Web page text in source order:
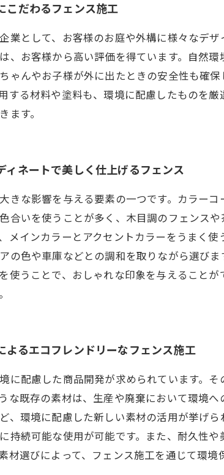
こだわるフェンス施工
業として、お客様のお庭や外構に様々なデ
、お客様から高い評価を得ています。自然
ゃんやお子様が外に出たときの安全性も確
する材料や塗料も、環境に配慮したものを
ます。
ィネートで美しく仕上げるフェンス
きな影響を与える要素の一つです。カラー
合いを使うことが多く、木目調のフェンス
メインカラーとアクセントカラーをうまく
の色や車庫などとの調和を取りながら選び
使うことで、おしゃれな印象を与えること
よるエコフレンドリーなフェンス施工
に配慮した商品開発が求められています。
な既存の素材は、生産や廃棄において環境
、環境に配慮した新しい素材の活用が挙げ
持続可能な使用が可能です。また、耐久性
材選びによって、フェンス施工を通じて環